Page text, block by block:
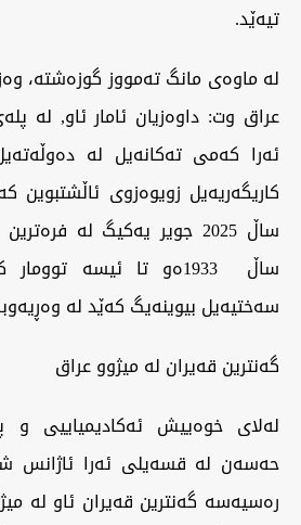
تیەێد.
لە ماوەی مانگ تەمووز گوزەشتە،
عراق وت: داوەزیان ئامار ئاو, لە
ئەرا کەمی تەکانەیل لە
کاریگەریەیل زویوەزوی
ساڵ 2025 جویر یەکیگ لە
ساڵ 1933ەو تا ئیسە
سەختیەیل بیوینەیگ کەێد لە
گەنترین قەیران لە میژوو عراق
لەلای خوەییش ئەکادیمیاییی و
حەسەن لە قسەیلی ئەرا ئاژانس
رەسیەسە گەنترین قەیران ئاو لە